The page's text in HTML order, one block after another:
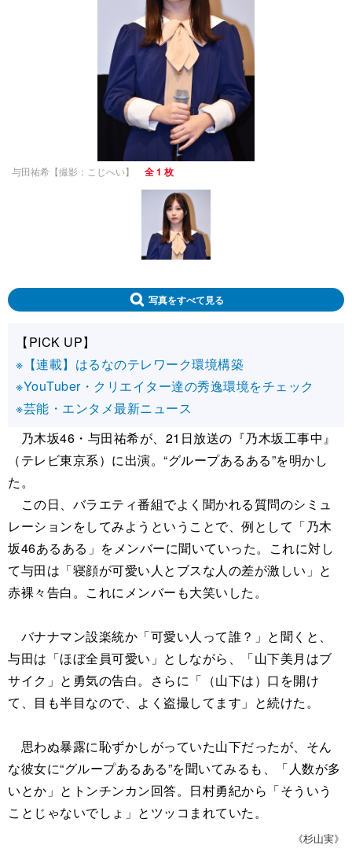
与田祐希【撮影：こじへい】 全 1 枚
写真をすべて見る
【PICK UP】
※【連載】はるなのテレワーク環境構築
※YouTuber・クリエイター達の秀逸環境をチェック
※芸能・エンタメ最新ニュース
乃木坂46・与田祐希が、21日放送の『乃木坂工事中』
（テレビ東京系）に出演。“グループあるある”を明かし
た。
この日、バラエティ番組でよく聞かれる質問のシミュ
レーションをしてみようということで、例として「乃木
坂46あるある」をメンバーに聞いていった。これに対し
て与田は「寝顔が可愛い人とブスな人の差が激しい」と
赤裸々告白。これにメンバーも大笑いした。
バナナマン設楽統か「可愛い人って誰？」と聞くと、
与田は「ほぼ全員可愛い」としながら、「山下美月はブ
サイク」と勇気の告白。さらに「（山下は）口を開け
て、目も半目なので、よく盗撮してます」と続けた。
思わぬ暴露に恥ずかしがっていた山下だったが、そん
な彼女に“グループあるある”を聞いてみるも、「人数が多
いとか」とトンチンカン回答。日村勇紀から「そういう
ことじゃないでしょ」とツッコまれていた。
《杉山実》